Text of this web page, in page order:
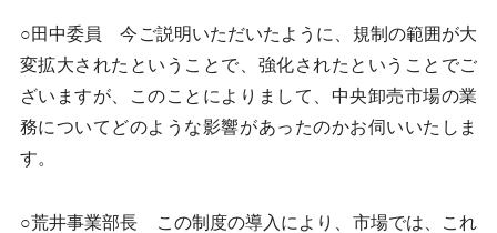
○田中委員 今ご説明いただいたように、規制の範囲が大
変拡大されたということで、強化されたということでご
ざいますが、このことによりまして、中央卸売市場の業
務についてどのような影響があったのかお伺いいたしま
す。
○荒井事業部長 この制度の導入により、市場では、これ